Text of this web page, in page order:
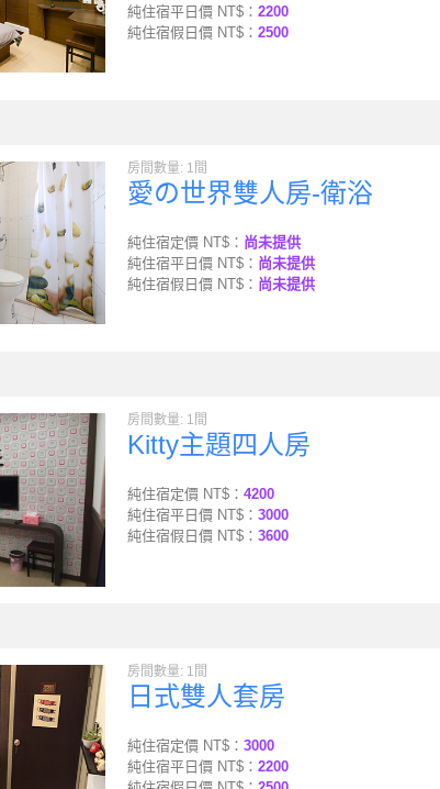
純住宿平日價 NT$： 2200
純住宿假日價 NT$： 2500
房間數量: 1間
愛の世界雙人房-衛浴
純住宿定價 NT$： 尚未提供
純住宿平日價 NT$： 尚未提供
純住宿假日價 NT$： 尚未提供
房間數量: 1間
Kitty主題四人房
純住宿定價 NT$： 4200
純住宿平日價 NT$： 3000
純住宿假日價 NT$： 3600
房間數量: 1間
日式雙人套房
純住宿定價 NT$： 3000
純住宿平日價 NT$： 2200